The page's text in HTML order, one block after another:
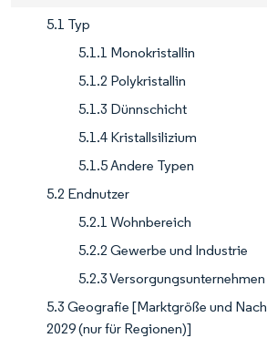
5.1 Typ
5.1.1 Monokristallin
5.1.2 Polykristallin
5.1.3 Dünnschicht
5.1.4 Kristallsilizium
5.1.5 Andere Typen
5.2 Endnutzer
5.2.1 Wohnbereich
5.2.2 Gewerbe und Industrie
5.2.3 Versorgungsunternehmen
5.3 Geografie [Marktgröße und
2029 (nur für Regionen)]